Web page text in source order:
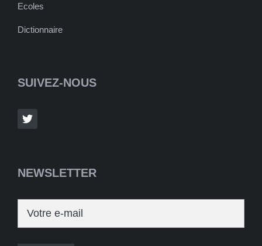
Ecoles
Dictionnaire
SUIVEZ-NOUS
NEWSLETTER